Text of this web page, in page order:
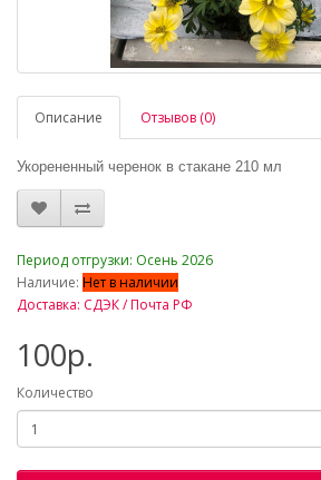
Описание Отзывов (0)
Укорененный черенок в стакане 210 мл
Период отгрузки: Осень 2026
Наличие: Нет в наличии
Доставка: СДЭК / Почта РФ
100р.
Количество